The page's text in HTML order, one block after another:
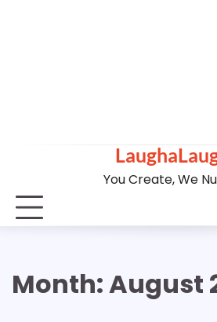
You Create, We
Month:August